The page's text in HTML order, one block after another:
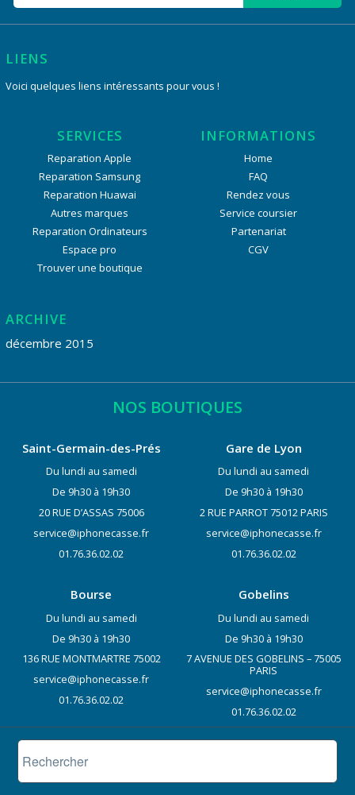
LIENS
Voici quelques liens intéressants pour vous !
SERVICES
Reparation Apple
Reparation Samsung
Reparation Huawai
Autres marques
Reparation Ordinateurs
Espace pro
Trouver une boutique
INFORMATIONS
Home
FAQ
Rendez vous
Service coursier
Partenariat
CGV
ARCHIVE
décembre 2015
NOS BOUTIQUES
Saint-Germain-des-Prés
Du lundi au samedi
De 9h30 à 19h30
20 RUE D’ASSAS 75006
service@iphonecasse.fr
01.76.36.02.02
Gare de Lyon
Du lundi au samedi
De 9h30 à 19h30
2 RUE PARROT 75012 PARIS
service@iphonecasse.fr
01.76.36.02.02
Bourse
Du lundi au samedi
De 9h30 à 19h30
136 RUE MONTMARTRE 75002
service@iphonecasse.fr
01.76.36.02.02
Gobelins
Du lundi au samedi
De 9h30 à 19h30
7 AVENUE DES GOBELINS – 75005
PARIS
service@iphonecasse.fr
01.76.36.02.02